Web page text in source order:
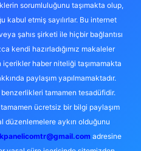
sorumluluğunu taşımakta olup,
kabul etmiş sayılırlar. Bu internet
şahıs şirketi ile hiçbir bağlantısı
kendi hazırladığımız makaleler
içerikler haber niteliği taşımamakta
paylaşım yapılmamaktadır.
tamamen tesadüfidir.
ücretsiz bir bilgi paylaşım
aykırı olduğunu
adresine